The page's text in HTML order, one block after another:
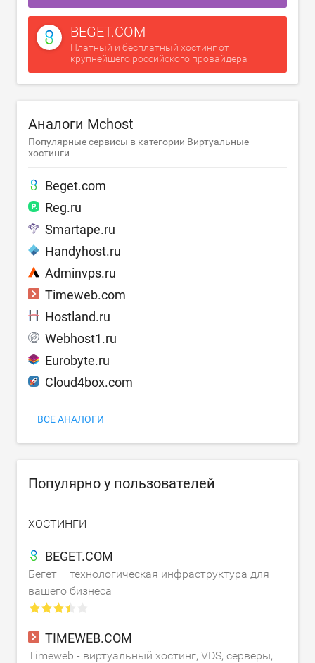
BEGET.COM
Платный и бесплатный хостинг от
крупнейшего российского провайдера
Аналоги Mchost
Популярные сервисы в категории Виртуальные
хостинги
Beget.com
Reg.ru
Smartape.ru
Handyhost.ru
Adminvps.ru
Timeweb.com
Hostland.ru
Webhost1.ru
Eurobyte.ru
Cloud4box.com
ВСЕ АНАЛОГИ
Популярно у пользователей
ХОСТИНГИ
BEGET.COM
Бегет – технологическая инфраструктура для
вашего бизнеса
TIMEWEB.COM
Timeweb - виртуальный хостинг, VDS, серверы,